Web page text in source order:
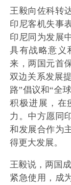
王毅向佐科转
印尼客机失事
印尼同为发展
具有战略意义
来，两国元首
双边关系发展
路”倡议和“全
积极进展，在
力。中方愿同
和发展合作为
得更大发展。
王毅说，两国
紧急使用，成